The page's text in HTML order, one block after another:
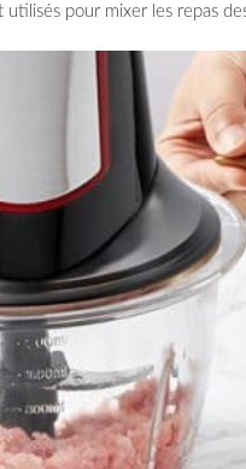
pour mixer les repas